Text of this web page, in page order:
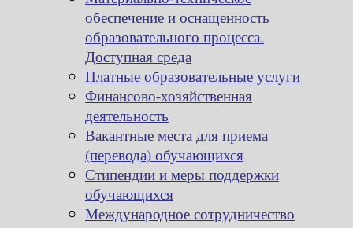
обеспечение и оснащенность
образовательного процесса.
Доступная среда
Платные образовательные услуги
Финансово-хозяйственная
деятельность
Вакантные места для приема
(перевода) обучающихся
Стипендии и меры поддержки
обучающихся
Международное сотрудничество